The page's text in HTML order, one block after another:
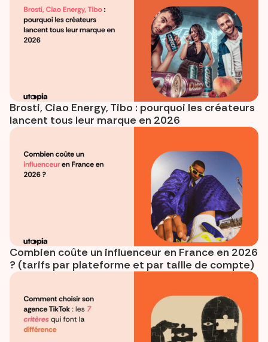
Brosti, Ciao Energy, Tibo : pourquoi les créateurs
lancent tous leur marque en 2026
Combien coûte un influenceur en France en 2026
? (tarifs par plateforme et par taille de compte)